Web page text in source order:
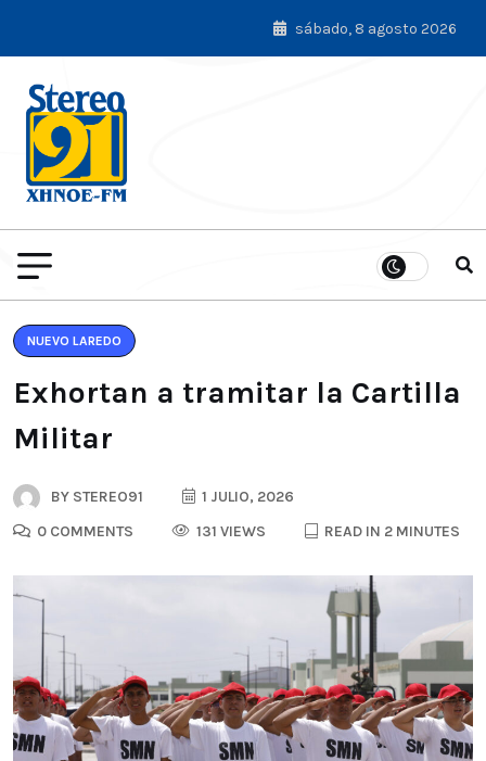
sábado, 8 agosto 2026
NUEVO LAREDO
Exhortan a tramitar la Cartilla
Militar
BY STEREO91
1 JULIO, 2026
0 COMMENTS
131 VIEWS READ IN 2 MINUTES